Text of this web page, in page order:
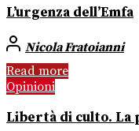
L’urgenza dell’Emfa
Nicola Fratoianni
Read more
Opinioni
Libertà di culto. La